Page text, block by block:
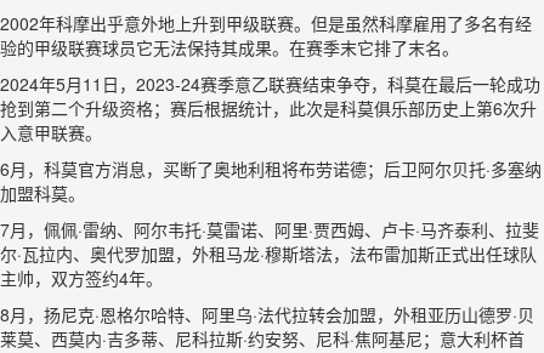
2002年科摩出乎意外地上升到甲级联赛。但是虽然科摩雇用了多名有经
验的甲级联赛球员它无法保持其成果。在赛季末它排了末名。
2024年5月11日，2023-24赛季意乙联赛结束争夺，科莫在最后一轮成功
抢到第二个升级资格；赛后根据统计，此次是科莫俱乐部历史上第6次升
入意甲联赛。
6月，科莫官方消息，买断了奥地利租将布劳诺德；后卫阿尔贝托·多塞纳
加盟科莫。
7月，佩佩·雷纳、阿尔韦托·莫雷诺、阿里·贾西姆、卢卡·马齐泰利、拉斐
尔·瓦拉内、奥代罗加盟，外租马龙·穆斯塔法，法布雷加斯正式出任球队
主帅，双方签约4年。
8月，扬尼克·恩格尔哈特、阿里乌·法代拉转会加盟，外租亚历山德罗·贝
莱莫、西莫内·吉多蒂、尼科拉斯·约安努、尼科·焦阿基尼；意大利杯首